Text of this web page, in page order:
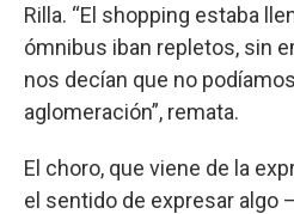
Rilla. “El shopping estaba
ómnibus iban repletos, sin
nos decían que no
aglomeración”, remata.
El choro, que viene de la
el sentido de expresar algo